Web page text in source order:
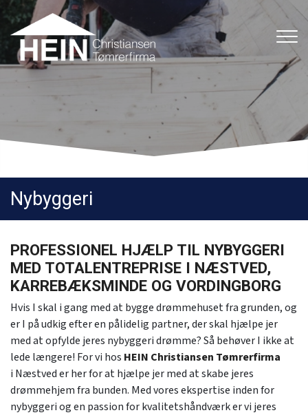
Gå
til
hovedindhold
Nybyggeri
PROFESSIONEL HJÆLP TIL NYBYGGERI
MED TOTALENTREPRISE I NÆSTVED,
KARREBÆKSMINDE OG VORDINGBORG
Hvis I skal i gang med at bygge drømmehuset fra grunden, og
er I på udkig efter en pålidelig partner, der skal hjælpe jer
med at opfylde jeres nybyggeri drømme? Så behøver I ikke at
lede længere! For vi hos HEIN Christiansen Tømrerfirma
i Næstved er her for at hjælpe jer med at skabe jeres
drømmehjem fra bunden. Med vores ekspertise inden for
nybyggeri og en passion for kvalitetshåndværk er vi jeres